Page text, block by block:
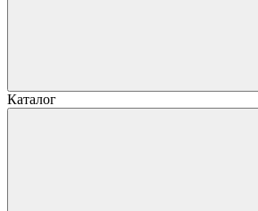
Каталог